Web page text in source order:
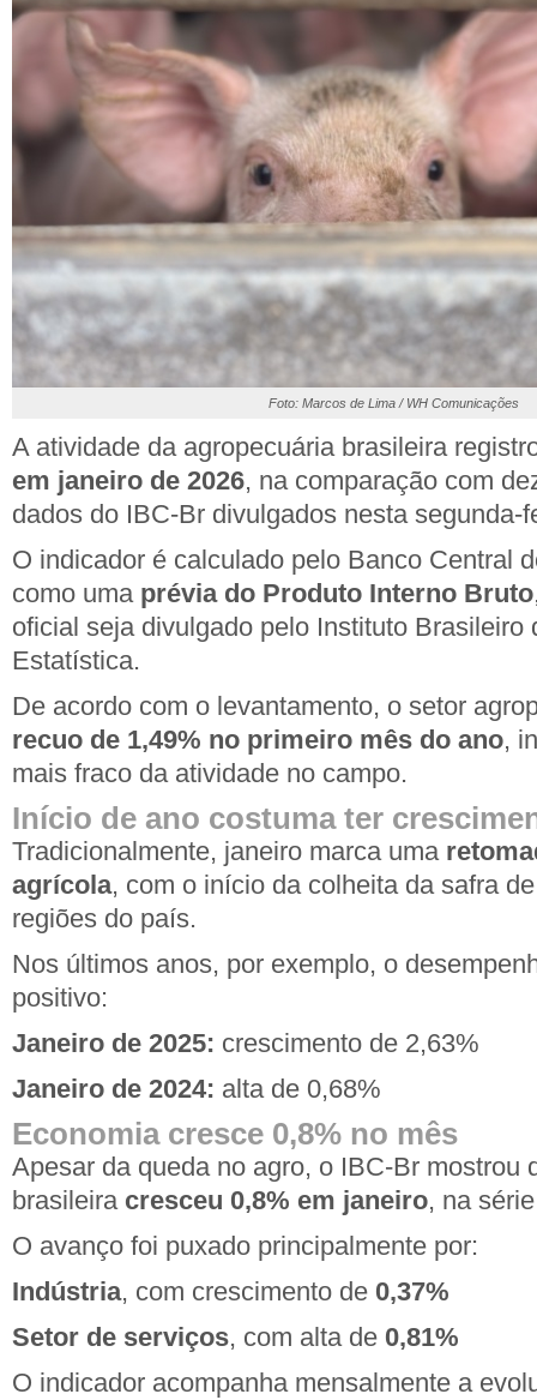
Foto: Marcos de Lima / WH Comunicações
A atividade da agropecuária brasileira
em janeiro de 2026, na comparação com
dados do IBC-Br divulgados nesta segunda-
O indicador é calculado pelo Banco Central
como uma prévia do Produto Interno Bruto
oficial seja divulgado pelo Instituto Brasileiro
Estatística.
De acordo com o levantamento, o setor
recuo de 1,49% no primeiro mês do ano,
mais fraco da atividade no campo.
Início de ano costuma ter
Tradicionalmente, janeiro marca uma
agrícola, com o início da colheita da safra
regiões do país.
Nos últimos anos, por exemplo, o
positivo:
Janeiro de 2025: crescimento de 2,63%
Janeiro de 2024: alta de 0,68%
Economia cresce 0,8% no mês
Apesar da queda no agro, o IBC-Br mostrou
brasileira cresceu 0,8% em janeiro, na
O avanço foi puxado principalmente por:
Indústria, com crescimento de 0,37%
Setor de serviços, com alta de 0,81%
O indicador acompanha mensalmente a